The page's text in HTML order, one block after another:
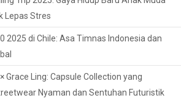
Lepas Stres
2025 di Chile: Asa Timnas Indonesia dan
Grace Ling: Capsule Collection yang
Nyaman dan Sentuhan Futuristik